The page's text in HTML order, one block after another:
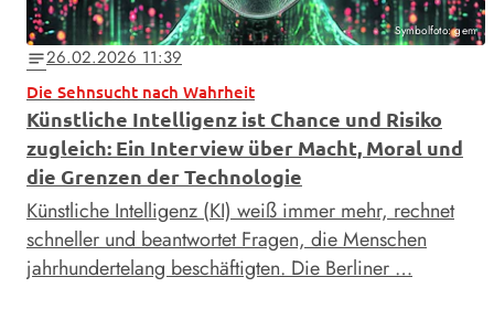
Symbolfoto: gem
notes26.02.2026 11:39
Die Sehnsucht nach Wahrheit
Künstliche Intelligenz ist Chance und Risiko
zugleich: Ein Interview über Macht, Moral und
die Grenzen der Technologie
Künstliche Intelligenz (KI) weiß immer mehr, rechnet
schneller und beantwortet Fragen, die Menschen
jahrhundertelang beschäftigten. Die Berliner …